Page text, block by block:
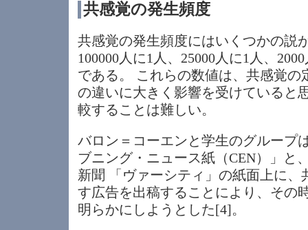
共感覚の発生頻度
共感覚の発生頻度にはいくつかの説
100000人に1人、25000人に1人、
である。 これらの数値は、共感覚の
の違いに大きく影響を受けていると
較することは難しい。
バロン＝コーエンと学生のグループ
ブニング・ニュース紙（CEN）」と
新聞 「ヴァーシティ」の紙面上に、
す広告を出稿することにより、その
明らかにしようとした[4]。